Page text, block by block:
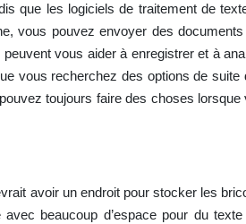
que les logiciels de traitement de
vous pouvez envoyer des
vous aider à enregistrer et à
vous recherchez des options de
toujours faire des choses
avoir un endroit pour stocker les
beaucoup d’espace pour du